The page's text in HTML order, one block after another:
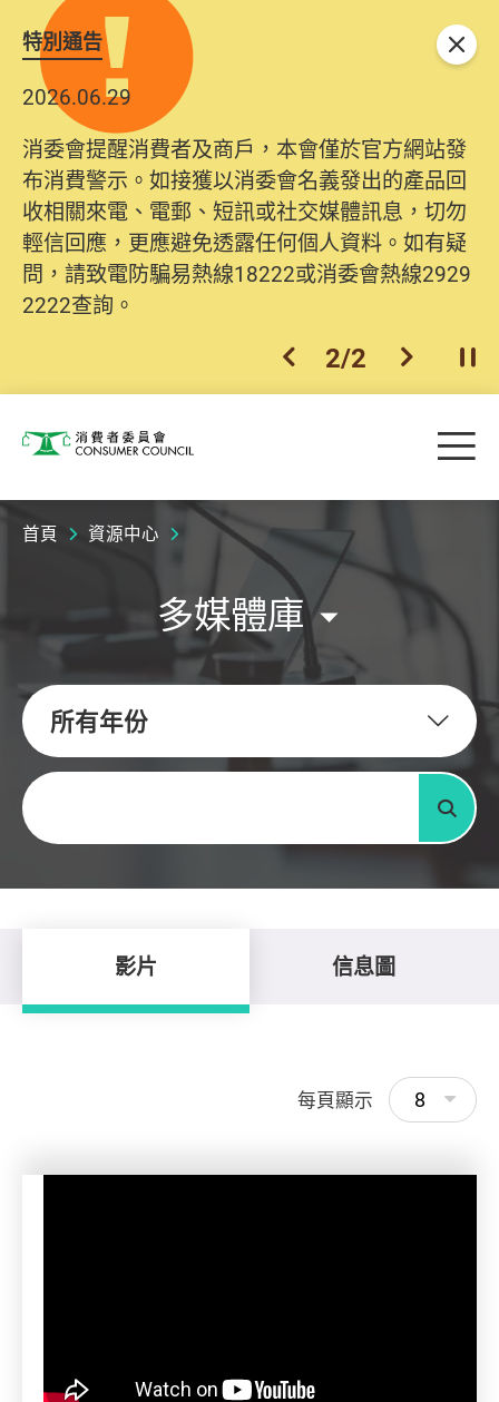
特別通告
2026.06.29
消委會提醒消費者及商戶，本會僅於官方網站發
布消費警示。如接獲以消委會名義發出的產品回
收相關來電、電郵、短訊或社交媒體訊息，切勿
輕信回應，更應避免透露任何個人資料。如有疑
問，請致電防騙易熱線18222或消委會熱線2929
2222查詢。
2025.10.31
為提升使用者體驗及網絡安全，本會的投訴處理
系統已經進行升級及推出新功能。由2025年11月
10日起，消費者需要提供基本聯絡資料（包括姓
名、電郵及電話）註冊帳戶，才可提交投訴、查
詢及建議。所有提交紀錄將清晰整合於帳戶中，
方便日後作出跟進。
上一個
2/2 下一個開
關閉
消費者委員會 目
首頁 資源中心
多媒體庫
所有年份
關鍵字
搜尋
影片 信息圖
每頁顯示 8